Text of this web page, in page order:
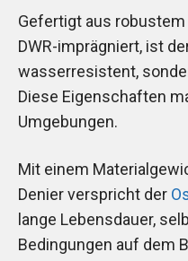
Gefertigt aus
DWR-imprägniert, ist
wasserresistent,
Diese Eigenschaften
Umgebungen.
Mit einem
Denier verspricht der
lange Lebensdauer,
Bedingungen auf dem